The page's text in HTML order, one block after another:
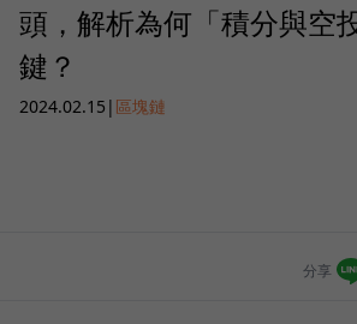
頭，解析為何「積分與空
鍵？
2024.02.15 | 區塊鏈
分享